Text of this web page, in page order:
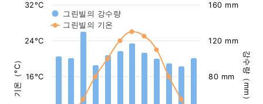
기온（°C） 강수량（mm）
그린빌의 강수량
그린빌의 기온
16°C
24°C
32°C
80 mm
120 mm
160 mm